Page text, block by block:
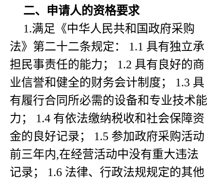
二、申请人的资格要求
1.满足《中华人民共和国政府采购
法》第二十二条规定： 1.1 具有独立承
担民事责任的能力； 1.2 具有良好的商
业信誉和健全的财务会计制度； 1.3 具
有履行合同所必需的设备和专业技术能
力； 1.4 有依法缴纳税收和社会保障资
金的良好记录； 1.5 参加政府采购活动
前三年内,在经营活动中没有重大违法
记录； 1.6 法律、行政法规规定的其他